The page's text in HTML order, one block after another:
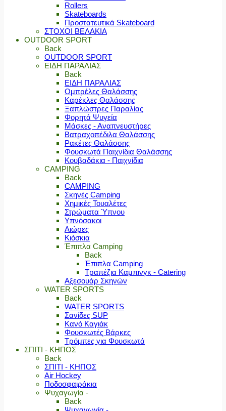
Rollers
Skateboards
Προστατευτικά Skateboard
ΣΤΟΧΟΙ ΒΕΛΑΚΙΑ
OUTDOOR SPORT
Back
OUTDOOR SPORT
ΕΙΔΗ ΠΑΡΑΛΙΑΣ
Back
ΕΙΔΗ ΠΑΡΑΛΙΑΣ
Ομπρέλες Θαλάσσης
Καρέκλες Θαλάσσης
Ξαπλώστρες Παραλίας
Φορητά Ψυγεία
Μάσκες - Αναπνευστήρες
Βατραχοπέδιλα Θαλάσσης
Ρακέτες Θαλάσσης
Φουσκωτά Παιχνίδια Θαλάσσης
Κουβαδάκια - Παιχνίδια
CAMPING
Back
CAMPING
Σκηνές Camping
Χημικές Τουαλέτες
Στρώματα Ύπνου
Υπνόσακοι
Αιώρες
Κιόσκια
Έπιπλα Camping
Back
Έπιπλα Camping
Τραπέζια Καμπινγκ - Catering
Αξεσουάρ Σκηνών
WATER SPORTS
Back
WATER SPORTS
Σανίδες SUP
Κανό Καγιάκ
Φουσκωτές Βάρκες
Τρόμπες για Φουσκωτά
ΣΠΙΤΙ - ΚΗΠΟΣ
Back
ΣΠΙΤΙ - ΚΗΠΟΣ
Air Hockey
Ποδοσφαιράκια
Ψυχαγωγία -
Back